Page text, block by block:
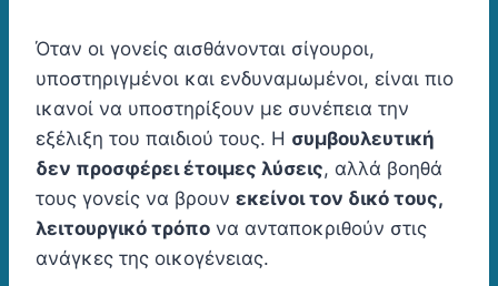
Όταν οι γονείς αισθάνονται σίγουροι,
υποστηριγμένοι και ενδυναμωμένοι, είναι πιο
ικανοί να υποστηρίξουν με συνέπεια την
εξέλιξη του παιδιού τους. Η συμβουλευτική
δεν προσφέρει έτοιμες λύσεις, αλλά βοηθά
τους γονείς να βρουν εκείνοι τον δικό τους,
λειτουργικό τρόπο να ανταποκριθούν στις
ανάγκες της οικογένειας.